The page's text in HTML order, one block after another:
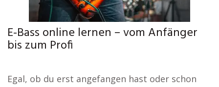
E-Bass online lernen – vom Anfänger
bis zum Profi
Egal, ob du erst angefangen hast oder schon